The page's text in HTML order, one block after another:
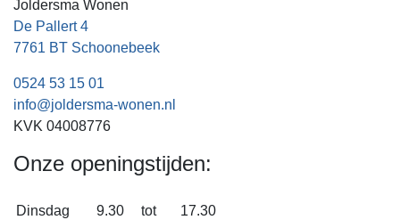
Joldersma Wonen
De Pallert 4
7761 BT Schoonebeek
0524 53 15 01
info@joldersma-wonen.nl
KVK 04008776
Onze openingstijden:
Dinsdag 9.30 tot 17.30